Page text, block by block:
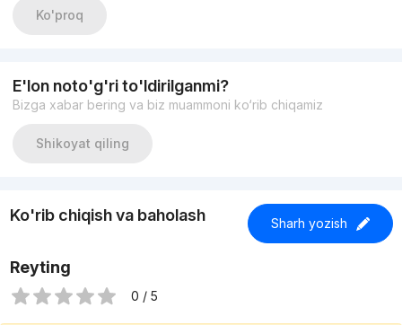
Состояние:С ремонтом
Цена : 98.000$
Ko'proq
E'lon noto'g'ri to'ldirilganmi?
Bizga xabar bering va biz muammoni ko‘rib chiqamiz
Shikoyat qiling
Ko'rib chiqish va baholash Sharh yozish
Reyting
0 / 5